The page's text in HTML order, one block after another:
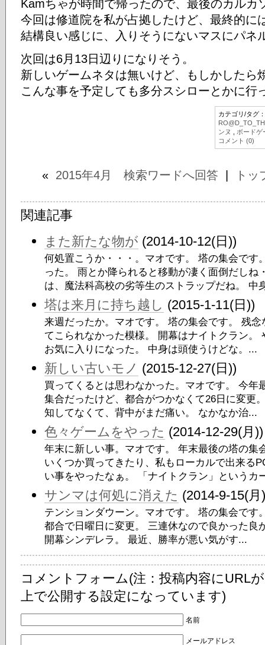
Kamちゃが時間で帰ったので、最後のカルカ
今回は修道院を私が占拠したけど、最終的に
結構良い感じに、入りそうにないマスにパネ
次回は6月13日辺りになりそう。
新しいゲームネタは無いけど、もしかしたら
こんな事を予定しても多分スシローとかに行
カテゴリ/タグ：
ンヌ
ボードゲ
コメント (0)
« 2015年4月 検索ワードへ回答 トッ
関連記事
また新たな物が (2014-10-12(日))
何処置こうか・・・。マオです。 塔の集会です
った。 雨とか降られると移動が凄く面倒だしね
は、魔法科高校の劣等生のストラップだね。 中
塔は来月に持ち越し (2015-1-11(日))
来週だったか。マオです。 塔の集会です。 残
てこられなかった模様。 開幕はナイトクラン。
お気に入りになった。 中身は頭使うけどな。...
新しい古いモノ (2015-12-27(日))
買ってくるとは思わなかった。マオです。 今年
集合だったけど、都合がつかなくて26日に変更
知してなくて、背中がまだ痛い。 なかなか治...
色々ゲームをやった (2014-12-29(月))
年末に新しい事。マオです。 年末最後の塔の集
いくつか買ってきたり、私もローカルで出来る
い事をやったなぁ。 「ナイトクラン」というカ
サンマは何処に消えた (2014-9-15(月
テンションダウーン。マオです。 塔の集会です
都合で日曜日に変更。 三連休なので良かった良
開幕シンデレラ。 最近、勝率が悪い気がす...
コメントフォーム(注：投稿内容にURL
上で公開する設定になっています)
名前
メールアドレス